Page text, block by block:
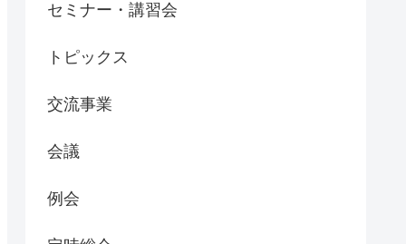
セミナー・講習会
トピックス
交流事業
会議
例会